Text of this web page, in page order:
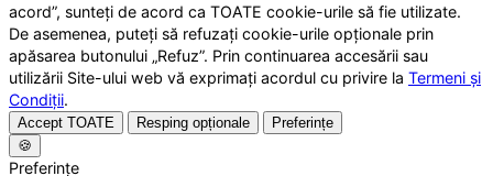
acord”, sunteți de acord ca TOATE cookie-urile să fie utilizate.
De asemenea, puteți să refuzați cookie-urile opționale prin
apăsarea butonului „Refuz”. Prin continuarea accesării sau
utilizării Site-ului web vă exprimați acordul cu privire la Termeni și
Condiții.
Accept TOATE Resping opționale
Preferințe
🍪
Preferințe